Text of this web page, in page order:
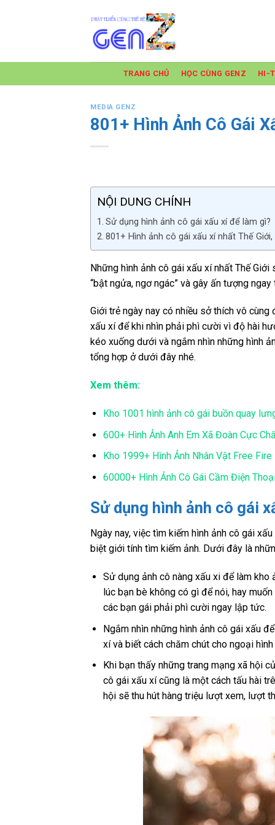
TRANG CHỦ HỌC CÙNG GENZ HI-
MEDIA GENZ
801+ Hình Ảnh Cô Gái
NỘI DUNG CHÍNH
Sử dụng hình ảnh cô gái xấu xí để làm gì?
801+ Hình ảnh cô gái xấu xí nhất Thế
Những hình ảnh cô gái xấu xí nhất Thế
“bật ngửa, ngơ ngác” và gây ấn tượng
Giới trẻ ngày nay có nhiều sở thích vô
xấu xí để khi nhìn phải phì cười vì độ hài
kéo xuống dưới và ngắm nhìn những hình
tổng hợp ở dưới đây nhé.
Xem thêm:
Kho 1001 hình ảnh cô gái buồn quay
600+ Hình Ảnh Anh Em Xã Đoàn Cực
Kho 1999+ Hình Ảnh Nhân Vật Free
60000+ Hình Ảnh Cô Gái Cầm Điện
Sử dụng hình ảnh cô gái
Ngày nay, việc tìm kiếm hình ảnh cô gái
biệt giới tính tìm kiếm ảnh. Dưới đây là
Sử dụng ảnh cô nàng xấu xi để làm
lúc bạn bè không có gì để nói, hay
các bạn gái phải phì cười ngay lập tức.
Ngắm nhìn những hình ảnh cô gái xấu
xí và biết cách chăm chút cho ngoại
Khi bạn thấy những trang mạng xã hội
cô gái xấu xí cũng là một cách tấu hài
hội sẽ thu hút hàng triệu lượt xem, lượt